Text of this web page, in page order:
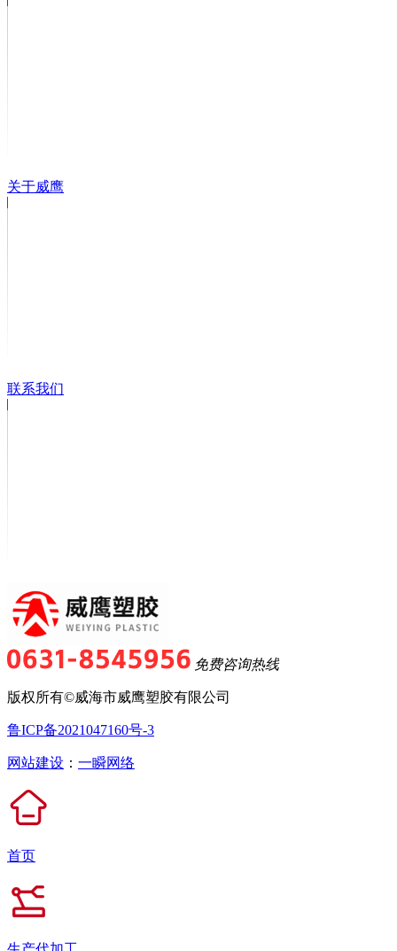
关于威鹰
联系我们
免费咨询热线
版权所有©威海市威鹰塑胶有限公司
鲁ICP备2021047160号-3
网站建设 ： 一瞬网络
首页